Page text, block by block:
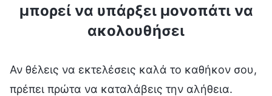
μπορεί να υπάρξει μονοπάτι να
ακολουθήσει
Αν θέλεις να εκτελέσεις καλά το καθήκον σου,
πρέπει πρώτα να καταλάβεις την αλήθεια.